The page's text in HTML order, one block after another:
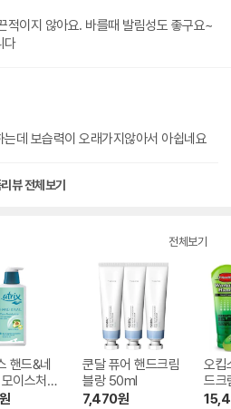
적이지 않아요. 바를때 발림성도 좋구요~
다
데 보습력이 오래가지않아서 아쉽네요
뷰 전체보기
전체보기
핸드&네
이스처라
형 400m
쿤달 퓨어 핸드크림
블랑 50ml
7,470원
오킵
드크